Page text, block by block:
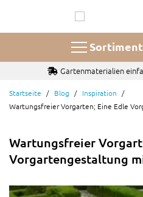
springen
Gartenmaterialien
Startseite Blog
Inspiration
Wartungsfreier Vorgarten; Eine Edle
Wartungsfreier
Vorgartengestaltung